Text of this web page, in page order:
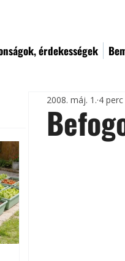
érdekességek
2008. máj. 1. 4